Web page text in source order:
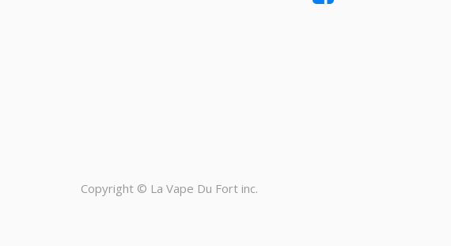
Copyright © La Vape Du Fort inc.